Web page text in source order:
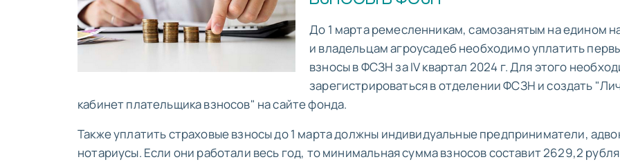
До 1 марта ремесленникам, самозанятым на едином
и владельцам агроусадеб необходимо уплатить
взносы в ФСЗН за IV квартал 2024 г. Для этого
зарегистрироваться в отделении ФСЗН и создать
кабинет плательщика взносов" на сайте фонда.
Также уплатить страховые взносы до 1 марта должны индивидуальные предприниматели,
нотариусы. Если они работали весь год, то минимальная сумма взносов составит 2629,2